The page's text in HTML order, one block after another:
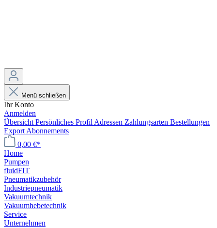
Menü schließen
Ihr Konto
Anmelden
Übersicht Persönliches Profil Adressen Zahlungsarten Bestellungen
Export Abonnements
0,00 €*
Home
Pumpen
fluidFIT
Pneumatikzubehör
Industriepneumatik
Vakuumtechnik
Vakuumhebetechnik
Service
Unternehmen